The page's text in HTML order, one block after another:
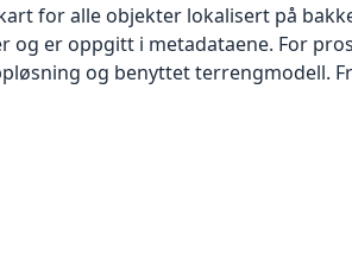
for alle objekter lokalisert på
er oppgitt i metadataene. For
og benyttet terrengmodell.